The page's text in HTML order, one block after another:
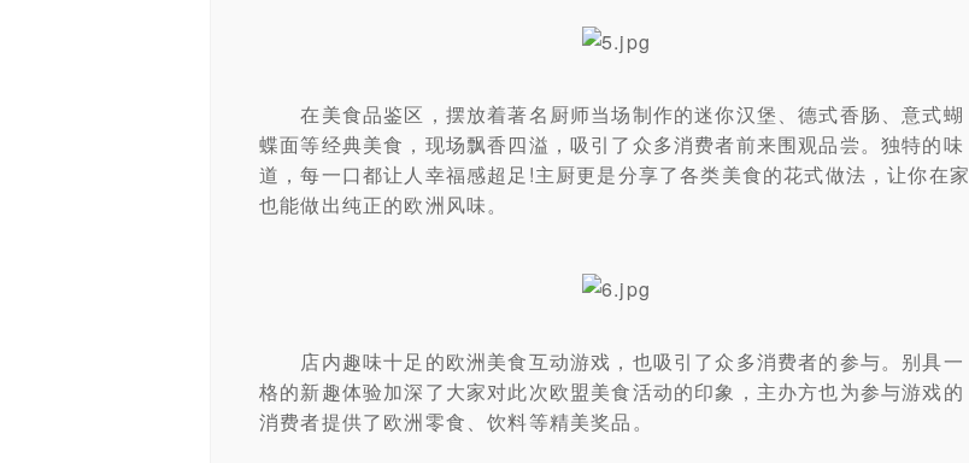
在美食品鉴区，摆放着著名厨师当场制作的迷你汉堡、德式香肠、意式蝴
蝶面等经典美食，现场飘香四溢，吸引了众多消费者前来围观品尝。独特的味
道，每一口都让人幸福感超足!主厨更是分享了各类美食的花式做法，让你在家
也能做出纯正的欧洲风味。
店内趣味十足的欧洲美食互动游戏，也吸引了众多消费者的参与。别具一
格的新趣体验加深了大家对此次欧盟美食活动的印象，主办方也为参与游戏的
消费者提供了欧洲零食、饮料等精美奖品。